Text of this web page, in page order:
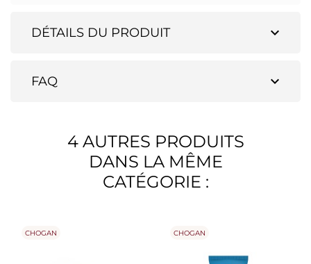
expand_more
DÉTAILS DU PRODUIT
expand_more
FAQ
4 AUTRES PRODUITS
DANS LA MÊME
CATÉGORIE :
CHOGAN CHOGAN